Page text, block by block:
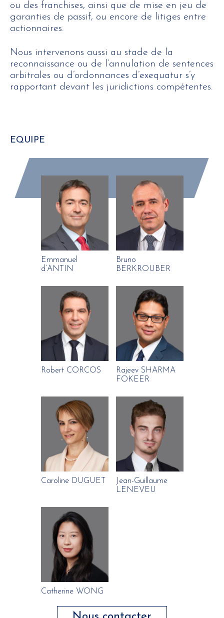
ou des franchises, ainsi que de mise en jeu de
garanties de passif, ou encore de litiges entre
actionnaires.
Nous intervenons aussi au stade de la
reconnaissance ou de l’annulation de sentences
arbitrales ou d’ordonnances d’exequatur s’y
rapportant devant les juridictions compétentes.
EQUIPE
Emmanuel
d’ANTIN
Bruno
BERKROUBER
Robert CORCOS
Rajeev SHARMA
FOKEER
Caroline DUGUET
Jean-Guillaume
LENEVEU
Catherine WONG